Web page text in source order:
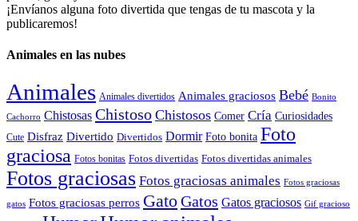
¡Envíanos alguna foto divertida que tengas de tu mascota y la
publicaremos!
Animales en las nubes
Animales Animales divertidos Animales graciosos Bebé Bonito
Cachorro Chistosas Chistoso Chistosos Comer Cría Curiosidades
Cute Disfraz Divertido Divertidos Dormir Foto bonita Foto
graciosa Fotos bonitas Fotos divertidas Fotos divertidas animales
Fotos graciosas Fotos graciosas animales Fotos graciosas
gatos Fotos graciosas perros GatoGatos Gatos graciosos Gif gracioso